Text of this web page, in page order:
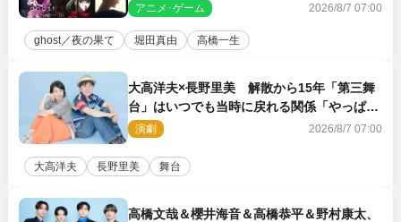
できない沢山の感情を思い出しました」
アニメ･ゲーム 2026/8/7 07:00
ghost／夜の果て 堀田真由 高橋一生
大高洋夫×長野里美 解散から15年「第三舞
台」はいつでも当時に戻れる関係「やっぱり
他の方たちとは違います」
演劇 2026/8/7 07:00
大高洋夫 長野里美 舞台
高橋文哉＆櫻井海音＆高橋恭平＆野村康太、